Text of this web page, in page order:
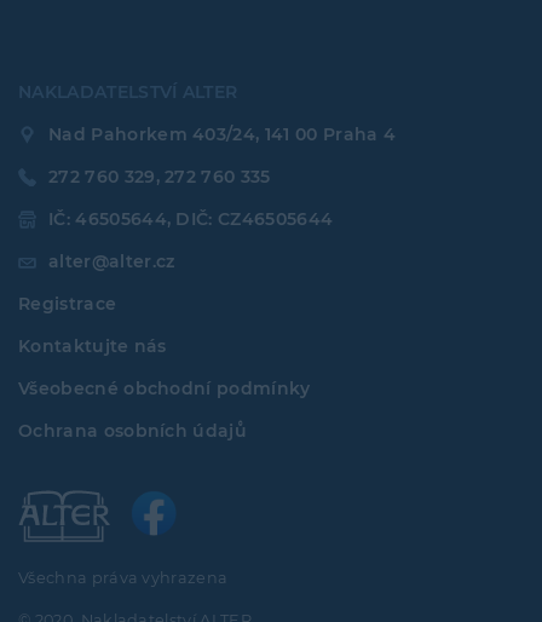
NAKLADATELSTVÍ ALTER
Nad Pahorkem 403/24, 141 00 Praha 4
272 760 329, 272 760 335
IČ: 46505644, DIČ: CZ46505644
alter@alter.cz
Registrace
Kontaktujte nás
Všeobecné obchodní podmínky
Ochrana osobních údajů
Všechna práva vyhrazena